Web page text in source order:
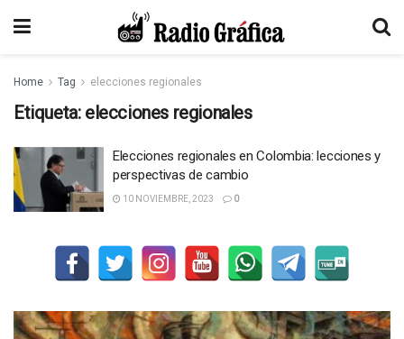
Home Tag elecciones regionales
Etiqueta: elecciones regionales
Elecciones regionales en Colombia: lecciones y
perspectivas de cambio
10 NOVIEMBRE, 2023 0